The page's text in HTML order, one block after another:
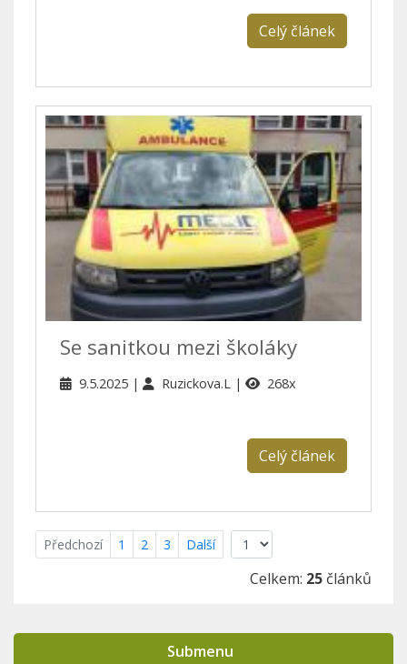
Celý článek
Se sanitkou mezi školáky
9.5.2025 Ruzickova.L 268x
Celý článek
Předchozí 1 2 3 Další
Celkem: 25 článků
Submenu